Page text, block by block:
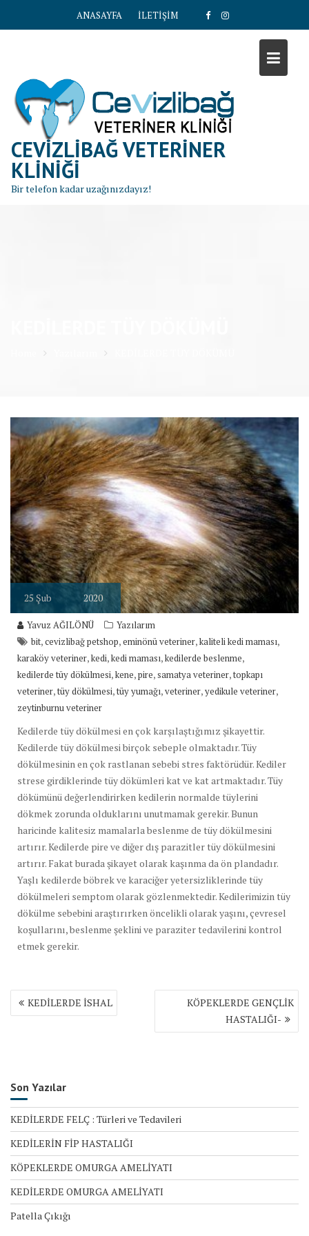
ANASAYFA İLETİŞİM
CEVIZLIBAĞ VETERINER
KLINIĞI
Bir telefon kadar uzağınızdayız!
25 Şub 2020
Yavuz AĞILÖNÜ
Yazılarım
bit,cevizlibağ petshop,eminönü veteriner,kaliteli kedi maması,
karaköy veteriner,kedi,kedi maması,kedilerde beslenme,
kedilerde tüy dökülmesi,kene,pire,samatya veteriner,topkapı
veteriner,tüy dökülmesi,tüy yumağı,veteriner,yedikule veteriner,
zeytinburnu veteriner
Kedilerde tüy dökülmesi en çok karşılaştığımız şikayettir.
Kedilerde tüy dökülmesi birçok sebeple olmaktadır. Tüy
dökülmesinin en çok rastlanan sebebi stres faktörüdür. Kediler
strese girdiklerinde tüy dökümleri kat ve kat artmaktadır. Tüy
dökümünü değerlendirirken kedilerin normalde tüylerini
dökmek zorunda olduklarını unutmamak gerekir. Bunun
haricinde kalitesiz mamalarla beslenme de tüy dökülmesini
artırır. Kedilerde pire ve diğer dış parazitler tüy dökülmesini
artırır. Fakat burada şikayet olarak kaşınma da ön plandadır.
Yaşlı kedilerde böbrek ve karaciğer yetersizliklerinde tüy
dökülmeleri semptom olarak gözlenmektedir. Kedilerimizin tüy
dökülme sebebini araştırırken öncelikli olarak yaşını, çevresel
koşullarını, beslenme şeklini ve paraziter tedavilerini kontrol
etmek gerekir.
Y
o
l
a
ş
ı
m
ı
KEDİLERDE İSHAL
KÖPEKLERDE GENÇLİK
HASTALIĞI-
Son Yazılar
KEDİLERDE FELÇ : Türleri ve Tedavileri
KEDİLERİN FİP HASTALIĞI
KÖPEKLERDE OMURGA AMELİYATI
KEDİLERDE OMURGA AMELİYATI
Patella Çıkığı